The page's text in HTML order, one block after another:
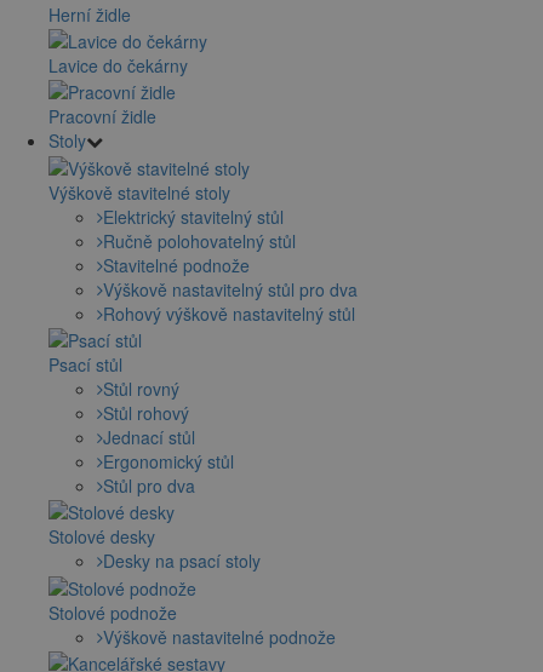
Herní židle
Lavice do čekárny
Pracovní židle
Stoly
Výškově stavitelné stoly
Elektrický stavitelný stůl
Ručně polohovatelný stůl
Stavitelné podnože
Výškově nastavitelný stůl pro dva
Rohový výškově nastavitelný stůl
Psací stůl
Stůl rovný
Stůl rohový
Jednací stůl
Ergonomický stůl
Stůl pro dva
Stolové desky
Desky na psací stoly
Stolové podnože
Výškově nastavitelné podnože